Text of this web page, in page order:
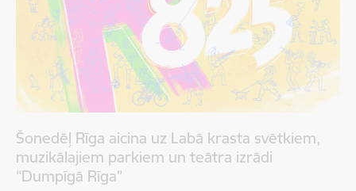
Šonedēļ Rīga aicina uz Labā krasta svētkiem,
muzikālajiem parkiem un teātra izrādi
“Dumpīgā Rīga”